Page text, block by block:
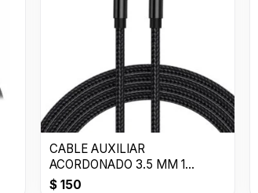
CABLE AUXILIAR
ACORDONADO 3.5 MM 1
METRO
$150